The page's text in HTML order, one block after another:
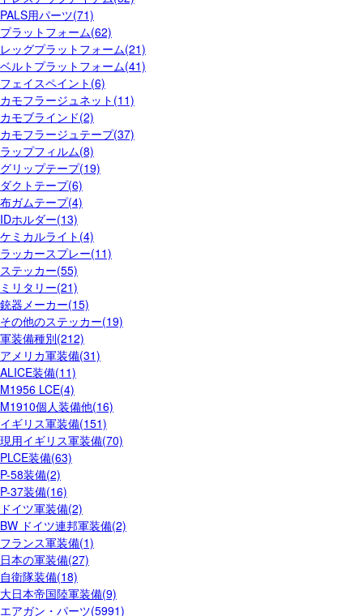
PALS用パーツ(71)
プラットフォーム(62)
レッグプラットフォーム(21)
ベルトプラットフォーム(41)
フェイスペイント(6)
カモフラージュネット(11)
カモブラインド(2)
カモフラージュテープ(37)
ラップフィルム(8)
グリップテープ(19)
ダクトテープ(6)
布ガムテープ(4)
IDホルダー(13)
ケミカルライト(4)
ラッカースプレー(11)
ステッカー(55)
ミリタリー(21)
銃器メーカー(15)
その他のステッカー(19)
軍装備種別(212)
アメリカ軍装備(31)
ALICE装備(11)
M1956 LCE(4)
M1910個人装備他(16)
イギリス軍装備(151)
現用イギリス軍装備(70)
PLCE装備(63)
P-58装備(2)
P-37装備(16)
ドイツ軍装備(2)
BW ドイツ連邦軍装備(2)
フランス軍装備(1)
日本の軍装備(27)
自衛隊装備(18)
大日本帝国陸軍装備(9)
エアガン・パーツ(5991)